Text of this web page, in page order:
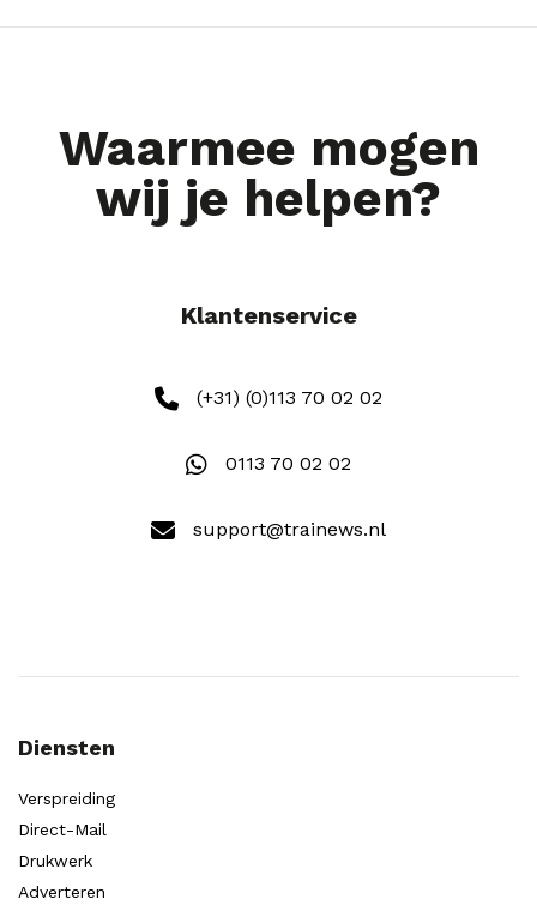
Waarmee mogen
wij je helpen?
Klantenservice
(+31) (0)113 70 02 02
0113 70 02 02
support@trainews.nl
Diensten
Verspreiding
Direct-Mail
Drukwerk
Adverteren